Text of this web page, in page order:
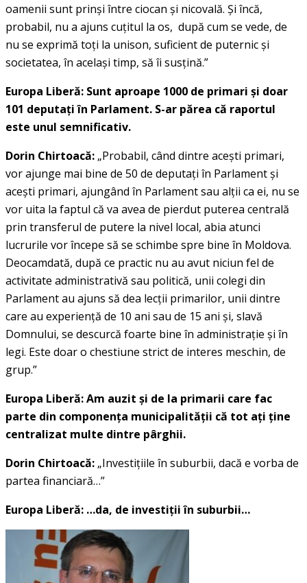
oamenii sunt prinşi între ciocan şi nicovală. Şi încă,
probabil, nu a ajuns cuţitul la os, după cum se vede, de
nu se exprimă toţi la unison, suficient de puternic şi
societatea, în acelaşi timp, să îi susţină.”
Europa Liberă: Sunt aproape 1000 de primari şi doar
101 deputaţi în Parlament. S-ar părea că raportul
este unul semnificativ.
Dorin Chirtoacă: „Probabil, când dintre aceşti primari,
vor ajunge mai bine de 50 de deputaţi în Parlament şi
aceşti primari, ajungând în Parlament sau alţii ca ei, nu se
vor uita la faptul că va avea de pierdut puterea centrală
prin transferul de putere la nivel local, abia atunci
lucrurile vor începe să se schimbe spre bine în Moldova.
Deocamdată, după ce practic nu au avut niciun fel de
activitate administrativă sau politică, unii colegi din
Parlament au ajuns să dea lecţii primarilor, unii dintre
care au experienţă de 10 ani sau de 15 ani şi, slavă
Domnului, se descurcă foarte bine în administraţie şi în
legi. Este doar o chestiune strict de interes meschin, de
grup.”
Europa Liberă: Am auzit şi de la primarii care fac
parte din componenţa municipalităţii că tot aţi ţine
centralizat multe dintre pârghii.
Dorin Chirtoacă: „Investiţiile în suburbii, dacă e vorba de
partea financiară…”
Europa Liberă: …da, de investiţii în suburbii…